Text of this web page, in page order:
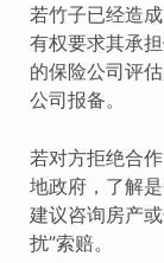
若竹子已经造
有权要求其承
的保险公司评
公司报备。
若对方拒绝合
地政府，了解
建议咨询房产
扰”索赔。